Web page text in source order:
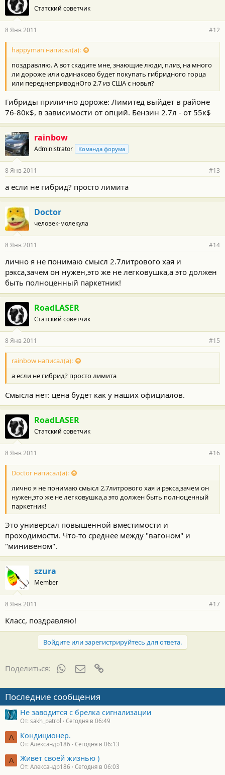
Статский советчик
8 Янв 2011 #12
happyman написал(а):
поздравляю. А вот скадите мне, знающие люди, плиз, на много
ли дороже или одинаково будет покупать гибридного горца
или переднеприводнОго 2.7 из США с новья?
Гибриды прилично дороже: Лимитед выйдет в районе
76-80к$, в зависимости от опций. Бензин 2.7л - от 55к$
rainbow
Administrator Команда форума
8 Янв 2011 #13
а если не гибрид? просто лимита
Doctor
человек-молекула
8 Янв 2011 #14
лично я не понимаю смысл 2.7литрового хая и
рэкса,зачем он нужен,это же не легковушка,а это должен
быть полноценный паркетник!
RoadLASER
Статский советчик
8 Янв 2011 #15
rainbow написал(а):
а если не гибрид? просто лимита
Смысла нет: цена будет как у наших официалов.
RoadLASER
Статский советчик
8 Янв 2011 #16
Doctor написал(а):
лично я не понимаю смысл 2.7литрового хая и рэкса,зачем он
нужен,это же не легковушка,а это должен быть полноценный
паркетник!
Это универсал повышенной вместимости и
проходимости. Что-то среднее между "вагоном" и
"минивеном".
szura
Member
8 Янв 2011 #17
Класс, поздравляю!
Войдите или зарегистрируйтесь для ответа.
Поделиться: WhatsAppЭлектронная почта
Последние сообщения
Не заводится с брелка сигнализации
От: sakh_patrol Сегодня в 06:49
А Кондиционер.
От: Александр186 Сегодня в 06:13
А Живет своей жизнью )
От: Александр186 Сегодня в 06:03